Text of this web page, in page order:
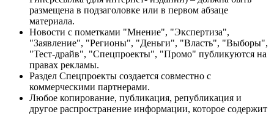
размещена в подзаголовке или в первом абзаце
материала.
Новости с пометками "Мнение", "Экспертиза",
"Заявление", "Регионы", "Деньги", "Власть", "Выборы",
"Тест-драйв", "Спецпроекты", "Промо" публикуются на
правах рекламы.
Раздел Спецпроекты создается совместно с
коммерческими партнерами.
Любое копирование, публикация, републикация и
другое распространение информации, которое содержит